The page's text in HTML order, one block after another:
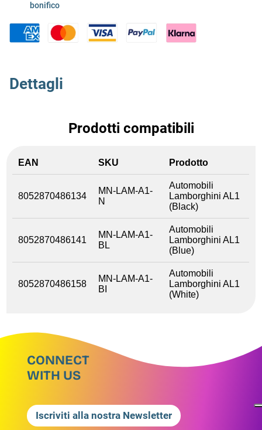
bonifico
Dettagli
Prodotti compatibili
EAN SKU Prodotto
8052870486134
MN-LAM-A1-
N
Automobili
Lamborghini AL1
(Black)
8052870486141
MN-LAM-A1-
BL
Automobili
Lamborghini AL1
(Blue)
8052870486158
MN-LAM-A1-
BI
Automobili
Lamborghini AL1
(White)
CONNECT
WITH US
Iscriviti alla nostra Newsletter